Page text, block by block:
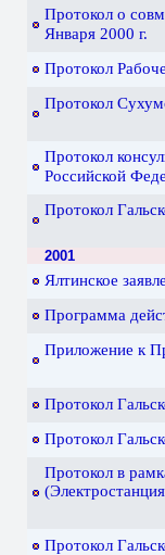
Протокол о
Января 2000 г.
Протокол
Протокол
Протокол
Российской
Протокол
2001
Ялтинское
Программа
Приложение к
Протокол
Протокол
Протокол в
Протокол